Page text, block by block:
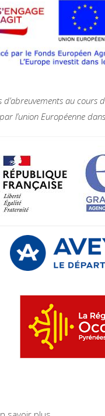
au cours
par l’union Européenne